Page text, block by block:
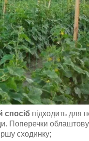
спосіб підходить для
Поперечки
сходинку;